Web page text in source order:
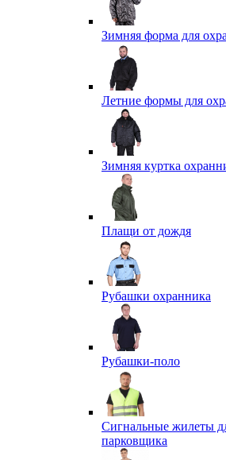
Зимняя форма для
Летние формы для
Зимняя куртка
Плащи от дождя
Рубашки охранника
Рубашки-поло
Сигнальные жилеты
парковщика